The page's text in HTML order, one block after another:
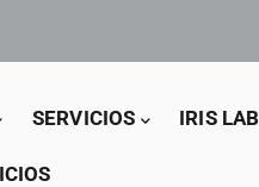
SERVICIOS IRIS LAB